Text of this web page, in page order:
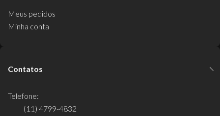
Meus pedidos
Minha conta
Contatos
Telefone:
(11) 4799-4832